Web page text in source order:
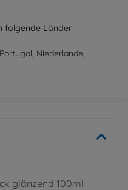
folgende Länder
Niederlande,
glänzend 100ml